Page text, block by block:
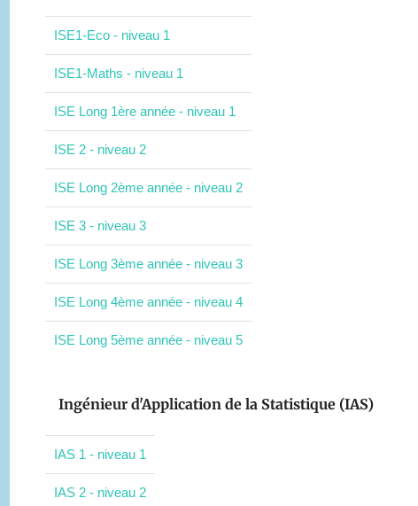
ISE1-Eco - niveau 1
ISE1-Maths - niveau 1
ISE Long 1ère année - niveau 1
ISE 2 - niveau 2
ISE Long 2ème année - niveau 2
ISE 3 - niveau 3
ISE Long 3ème année - niveau 3
ISE Long 4ème année - niveau 4
ISE Long 5ème année - niveau 5
Ingénieur d'Application de la Statistique (IAS)
IAS 1 - niveau 1
IAS 2 - niveau 2